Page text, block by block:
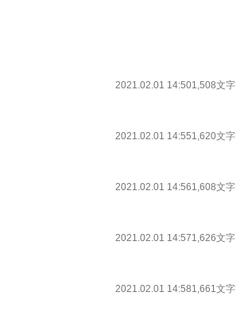
2021.02.01 14:501,508文字
2021.02.01 14:551,620文字
2021.02.01 14:561,608文字
2021.02.01 14:571,626文字
2021.02.01 14:581,661文字